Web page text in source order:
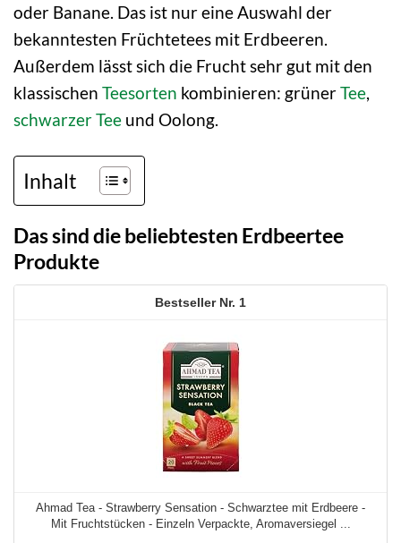
oder Banane. Das ist nur eine Auswahl der
bekanntesten Früchtetees mit Erdbeeren.
Außerdem lässt sich die Frucht sehr gut mit den
klassischen Teesorten kombinieren: grünerTee
schwarzer Tee und Oolong.
Inhalt
Das sind die beliebtesten Erdbeertee
Produkte
1
Ahmad Tea - Strawberry Sensation - Schwarztee mit Erdbeere -
Mit Fruchtstücken - Einzeln Verpackte, Aromaversiegel ...